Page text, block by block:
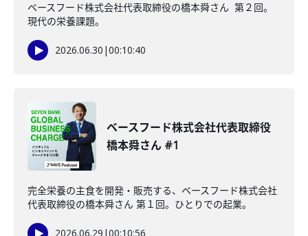
ベースフード株式会社代表取締役の橋本舜さん 第２回。
現代の栄養課題。
2026.06.30 |00:10:40
ベースフード株式会社代表取締役
橋本舜さん #1
完全栄養の主食を開発・販売する、ベースフード株式会社
代表取締役の橋本舜さん 第１回。ひとりでの起業。
2026.06.29 |00:10:56